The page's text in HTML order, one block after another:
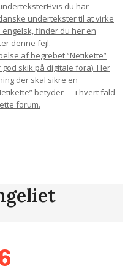
Hvis du har
undertekster til at virke
finder du her en
denne fejl.
af begrebet “Netikette”
skik på digitale fora). Her
der skal sikre en
betyder — i hvert fald
forum.